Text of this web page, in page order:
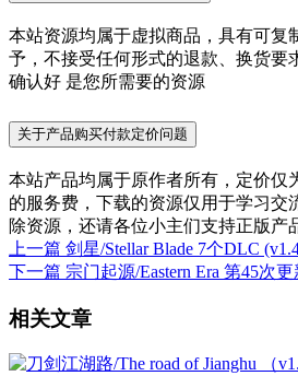
本站资源均属于虚拟商品，具有可复
予，不接受任何形式的退款、换货要
确认好 是您所需要的资源
关于产品购买付款定价问题
本站产品均属于原作者所有，定价仅
的服务费，下载的资源仅用于学习交
除资源，还请各位小主们支持正版产
上一篇 剑星/Stellar Blade 7个DLC
下一篇 宗门起源/Eastern Era 第45次更
相关文章